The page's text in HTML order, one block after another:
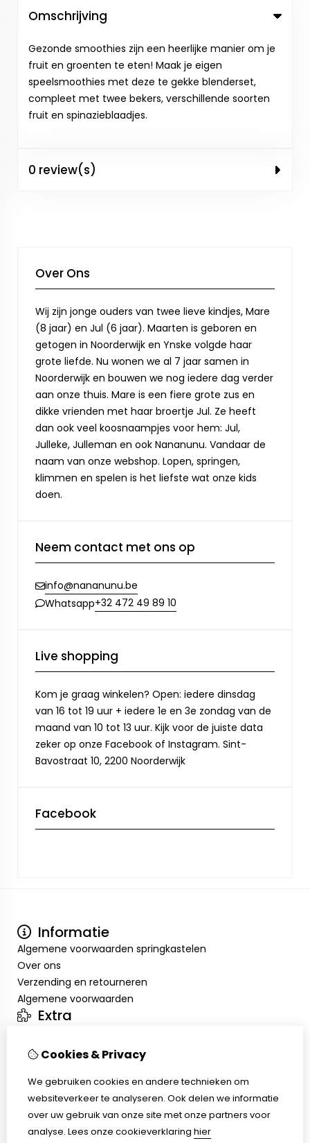
Omschrijving
Gezonde smoothies zijn een heerlijke manier om je
fruit en groenten te eten! Maak je eigen
speelsmoothies met deze te gekke blenderset,
compleet met twee bekers, verschillende soorten
fruit en spinazieblaadjes.
0 review(s)
Over Ons
Wij zijn jonge ouders van twee lieve kindjes, Mare
(8 jaar) en Jul (6 jaar). Maarten is geboren en
getogen in Noorderwijk en Ynske volgde haar
grote liefde. Nu wonen we al 7 jaar samen in
Noorderwijk en bouwen we nog iedere dag verder
aan onze thuis. Mare is een fiere grote zus en
dikke vrienden met haar broertje Jul. Ze heeft
dan ook veel koosnaampjes voor hem: Jul,
Julleke, Julleman en ook Nananunu. Vandaar de
naam van onze webshop. Lopen, springen,
klimmen en spelen is het liefste wat onze kids
doen.
Neem contact met ons op
info@nananunu.be
Whatsapp+32 472 49 89 10
Live shopping
Kom je graag winkelen? Open: iedere dinsdag
van 16 tot 19 uur + iedere 1e en 3e zondag van de
maand van 10 tot 13 uur. Kijk voor de juiste data
zeker op onze Facebook of Instagram. Sint-
Bavostraat 10, 2200 Noorderwijk
Facebook
Informatie
Algemene voorwaarden springkastelen
Over ons
Verzending en retourneren
Algemene voorwaarden
Extra
Aanbiedingen
Mijn account
Inloggen
Bestelhistorie
Verlanglijst
Nieuwsbrief
Cookies & Privacy
We gebruiken cookies en andere technieken om
websiteverkeer te analyseren. Ook delen we informatie
over uw gebruik van onze site met onze partners voor
analyse. Lees onze cookieverklaring hier